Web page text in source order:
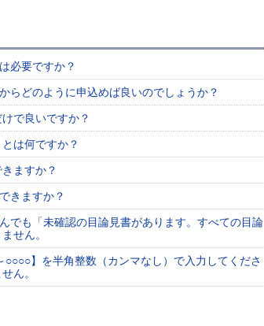
必要ですか？
らどのように申込めば良いのでしょうか？
で良いですか？
は何ですか？
ますか？
きますか？
でも「未確認の目論見書があります。すべての目論
せん。
】を半角整数（カンマなし）で入力してくださ
ん。